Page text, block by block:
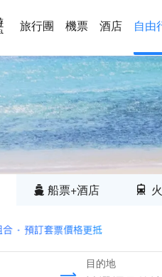
旅行團 機票 酒店 自由
船票+酒店
目的地